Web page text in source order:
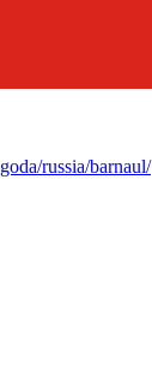
russia/barnaul/